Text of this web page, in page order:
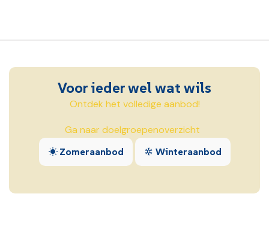
Voor ieder wel wat wils
Ontdek het volledige aanbod!
Ga naar doelgroepenoverzicht
Zomeraanbod Winteraanbod